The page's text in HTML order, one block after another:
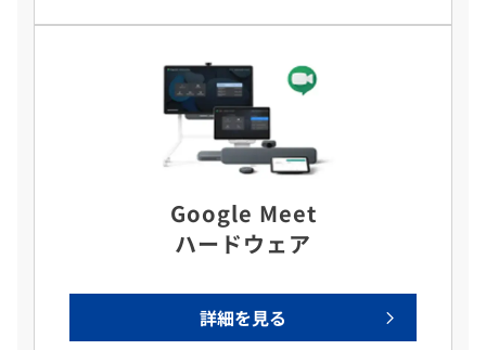
Google Meet
ハードウェア
詳細を見る